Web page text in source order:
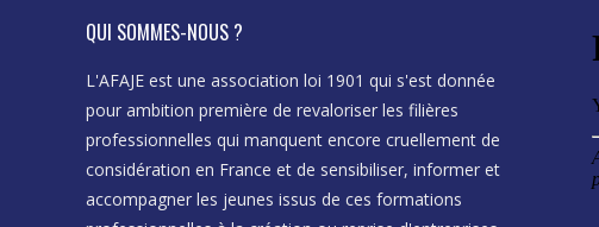
QUI SOMMES-NOUS ?
L'AFAJE est une association loi 1901 qui s'est donnée
pour ambition première de revaloriser les filières
professionnelles qui manquent encore cruellement de
considération en France et de sensibiliser, informer et
accompagner les jeunes issus de ces formations
qualité et la réalité des
« Merci pour le temps passé à nos côtés, la création
d’entreprise est un sujet passionnant ! »
Julien
Elève de première